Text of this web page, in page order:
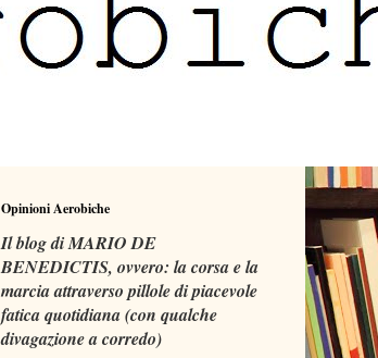
Opinioni Aerobiche
Il blog di MARIO DE
BENEDICTIS, ovvero: la corsa e la
marcia attraverso pillole di piacevole
fatica quotidiana (con qualche
divagazione a corredo)